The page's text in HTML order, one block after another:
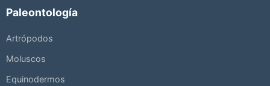
Paleontología
Artrópodos
Moluscos
Equinodermos